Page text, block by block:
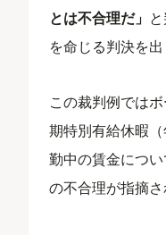
とは不合理だ」
を命じる判決を出
この裁判例では
期特別有給休暇
勤中の賃金につ
の不合理が指摘さ